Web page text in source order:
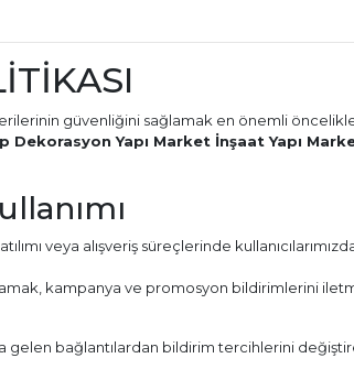
güvenliğini sağlamak en önemli
Dekorasyon Yapı Market İnşaat Yapı
veya alışveriş süreçlerinde
kampanya ve promosyon bildirimlerini
gelen bağlantılardan bildirim tercihlerini